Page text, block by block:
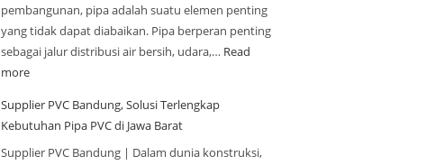
pembangunan, pipa adalah suatu elemen penting
yang tidak dapat diabaikan. Pipa berperan penting
sebagai jalur distribusi air bersih, udara,… Read
more
Supplier PVC Bandung, Solusi Terlengkap
Kebutuhan Pipa PVC di Jawa Barat
Supplier PVC Bandung | Dalam dunia konstruksi,